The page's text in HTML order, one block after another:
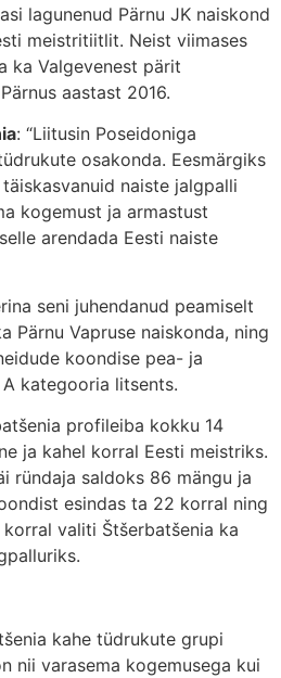
lagunenud Pärnu JK naiskond
meistritiitlit. Neist viimases
ka Valgevenest pärit
aastast 2016.
: “Liitusin Poseidoniga
osakonda. Eesmärgiks
naiste jalgpalli
kogemust ja armastust
arendada Eesti naiste
seni juhendanud peamiselt
Pärnu Vapruse naiskonda, ning
koondise pea- ja
A kategooria litsents.
profileiba kokku 14
ja kahel korral Eesti meistriks.
ründaja saldoks 86 mängu ja
esindas ta 22 korral ning
valiti Štšerbatšenia ka
kahe tüdrukute grupi
nii varasema kogemusega kui